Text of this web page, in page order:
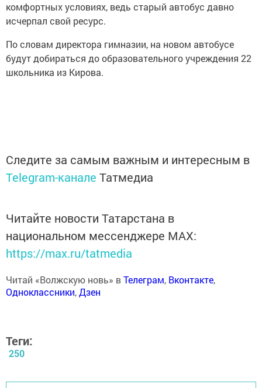
комфортных условиях, ведь старый автобус давно
исчерпал свой ресурс.
По словам директора гимназии, на новом автобусе
будут добираться до образовательного учреждения 22
школьника из Кирова.
Следите за самым важным и интересным в
Telegram-канале Татмедиа
Читайте новости Татарстана в
национальном мессенджере MАХ:
https://max.ru/tatmedia
Читай «Волжскую новь» вТелеграм, Вконтакте,
Одноклассники,Дзен
Теги:
250